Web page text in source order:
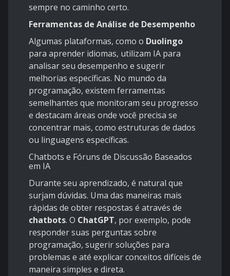
sempre no caminho certo.
Ferramentas de Análise de Desempenho
Algumas plataformas, como o Duolingo
para aprender idiomas, utilizam IA para
analisar seu desempenho e sugerir
melhorias específicas. No mundo da
programação, existem ferramentas
semelhantes que monitoram seu progresso
e destacam áreas onde você precisa se
concentrar mais, como estruturas de dados
ou linguagens específicas.
Chatbots e Fóruns de Discussão Baseados
em IA
Durante seu aprendizado, é natural que
surjam dúvidas. Uma das maneiras mais
rápidas de obter respostas é através de
chatbots. O ChatGPT, por exemplo, pode
responder suas perguntas sobre
programação, sugerir soluções para
problemas e até explicar conceitos difíceis de
maneira simples e direta.